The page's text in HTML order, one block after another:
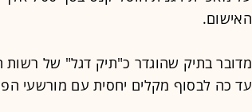
האישום.
מדובר בתיק שהוגדר כ"תיק דגל" של
עד כה לבסוף מקלים יחסית עם מורשעי